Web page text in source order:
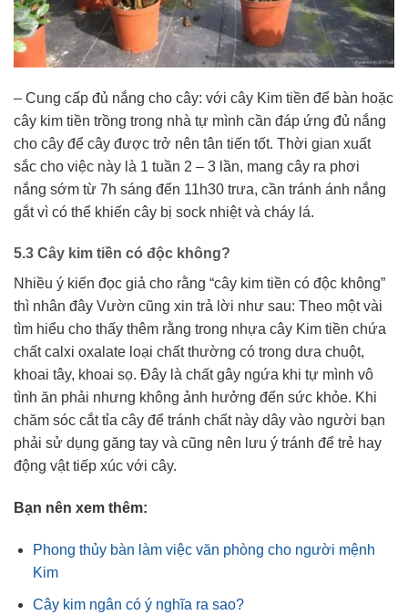
– Cung cấp đủ nắng cho cây: với cây Kim tiền để bàn hoặc
cây kim tiền trồng trong nhà tự mình cần đáp ứng đủ nắng
cho cây để cây được trở nên tân tiến tốt. Thời gian xuất
sắc cho việc này là 1 tuần 2 – 3 lần, mang cây ra phơi
nắng sớm từ 7h sáng đến 11h30 trưa, cần tránh ánh nắng
gắt vì có thể khiến cây bị sock nhiệt và cháy lá.
5.3 Cây kim tiền có độc không?
Nhiều ý kiến đọc giả cho rằng “cây kim tiền có độc không”
thì nhân đây Vườn cũng xin trả lời như sau: Theo một vài
tìm hiểu cho thấy thêm rằng trong nhựa cây Kim tiền chứa
chất calxi oxalate loại chất thường có trong dưa chuột,
khoai tây, khoai sọ. Đây là chất gây ngứa khi tự mình vô
tình ăn phải nhưng không ảnh hưởng đến sức khỏe. Khi
chăm sóc cắt tỉa cây để tránh chất này dây vào người bạn
phải sử dụng găng tay và cũng nên lưu ý tránh để trẻ hay
động vật tiếp xúc với cây.
Bạn nên xem thêm:
Phong thủy bàn làm việc văn phòng cho người mệnh
Kim
Cây kim ngân có ý nghĩa ra sao?